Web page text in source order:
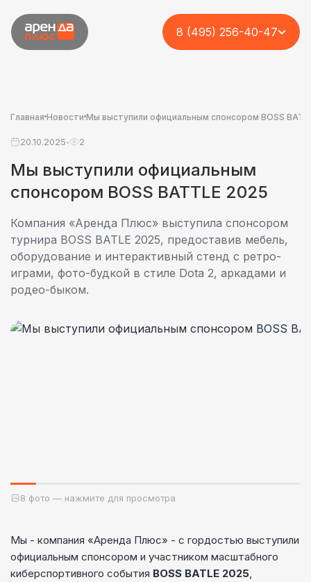
8 (495) 256-40-47
Главная Новости Мы выступили официальным спонсором BOSS
20.10.2025• 2
Мы выступили официальным
спонсором BOSS BATTLE 2025
Компания «Аренда Плюс» выступила спонсором
турнира BOSS BATLE 2025, предоставив мебель,
оборудование и интерактивный стенд с ретро-
играми, фото-будкой в стиле Dota 2, аркадами и
родеo-быком.
8 фото — нажмите для просмотра
Мы - компания «Аренда Плюс» - с гордостью выступили
официальным спонсором и участником масштабного
киберспортивного события BOSS BATLE 2025,